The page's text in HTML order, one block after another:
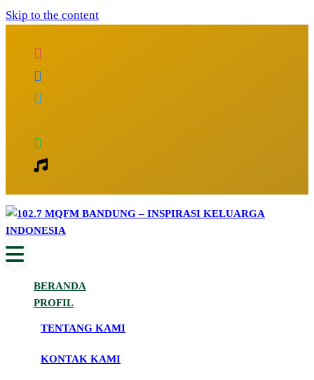
Skip to the content
102.7 MQFM Bandung – Inspirasi
Keluarga Indonesia
Inspirasi Keluarga Indonesia
BERANDA
PROFIL
TENTANG KAMI
KONTAK KAMI